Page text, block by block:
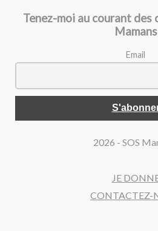
Tenez-moi au courant des
Mamans
Email
2026 - SOS
JE
CONTACTEZ-